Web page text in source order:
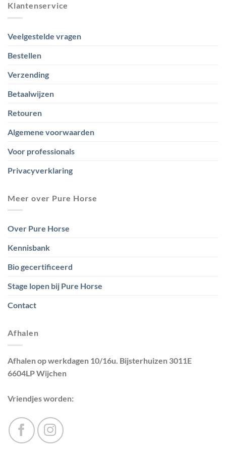
Klantenservice
Veelgestelde vragen
Bestellen
Verzending
Betaalwijzen
Retouren
Algemene voorwaarden
Voor professionals
Privacyverklaring
Meer over Pure Horse
Over Pure Horse
Kennisbank
Bio gecertificeerd
Stage lopen bij Pure Horse
Contact
Afhalen
Afhalen op werkdagen 10/16u. Bijsterhuizen 3011E
6604LP Wijchen
Vriendjes worden: